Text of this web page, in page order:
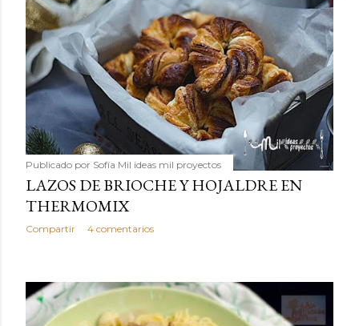
Publicado por Sofía Mil ideas mil proyectos
LAZOS DE BRIOCHE Y HOJALDRE EN
THERMOMIX
Compartir 4 comentarios